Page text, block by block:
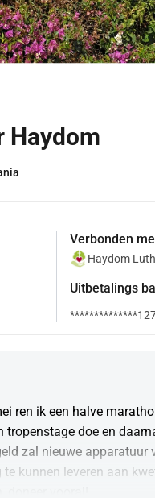
Haydom
Verbonden
Haydom
Uitbetalings
ren ik een halve
doe en
zal nieuwe
kunnen leveren aan